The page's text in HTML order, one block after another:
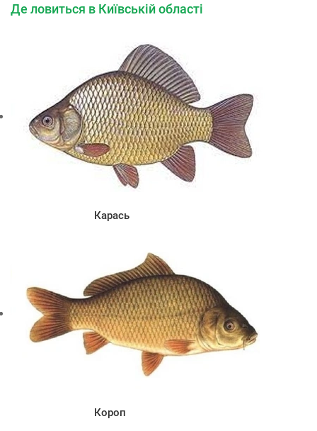
Де ловиться в Київській області
Карась
Короп